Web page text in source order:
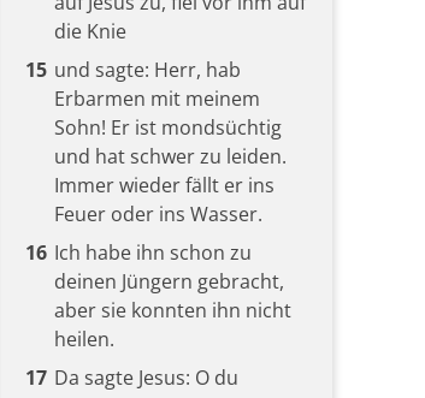
die Knie
15 und sagte: Herr, hab
Erbarmen mit meinem
Sohn! Er ist mondsüchtig
und hat schwer zu leiden.
Immer wieder fällt er ins
Feuer oder ins Wasser.
16 Ich habe ihn schon zu
deinen Jüngern gebracht,
aber sie konnten ihn nicht
heilen.
17 Da sagte Jesus: O du